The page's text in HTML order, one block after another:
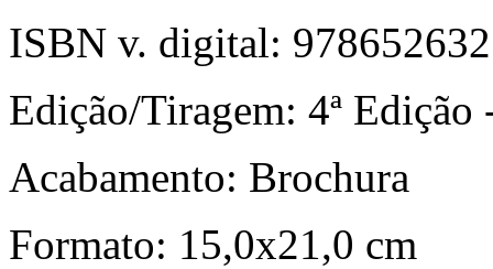
ISBN v. digital:
Edição/Tiragem: 4ª Edição
Acabamento: Brochura
Formato: 15,0x21,0 cm